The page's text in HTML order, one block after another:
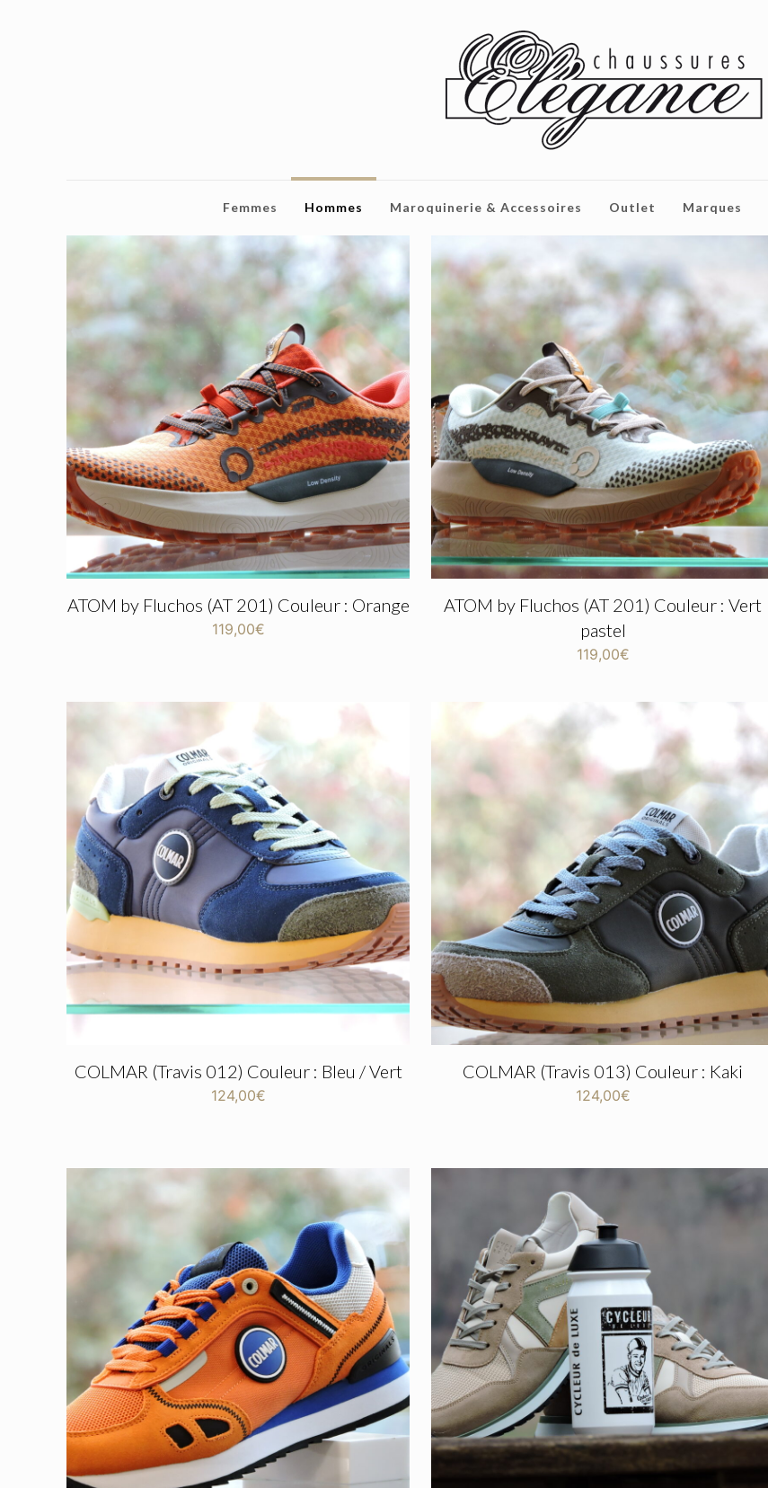
Femmes Hommes Maroquinerie & Accessoires Outlet Marques
ATOM by Fluchos (AT 201) Couleur : Orange
119,00€
ATOM by Fluchos (AT 201) Couleur : Vert
pastel
119,00€
COLMAR (Travis 012) Couleur : Bleu / Vert
124,00€
COLMAR (Travis 013) Couleur : Kaki
124,00€